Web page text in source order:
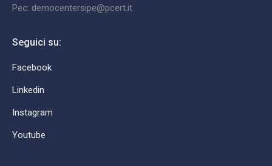
Pec: democentersipe@pcert.it
Seguici su:
Facebook
Linkedin
Instagram
Youtube